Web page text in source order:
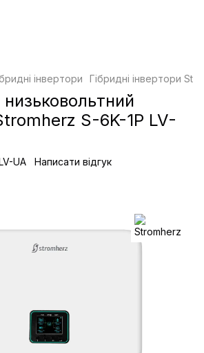
інвертори Гібридні інвертори
низьковольтний
S-6K-1P LV-
UA Написати відгук